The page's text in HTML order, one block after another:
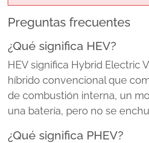
Preguntas frecuentes
¿Qué significa HEV?
HEV significa Hybrid Electric
híbrido convencional que
de combustión interna, un
una batería, pero no se
¿Qué significa PHEV?